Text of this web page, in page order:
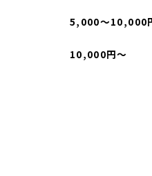
5,000〜10,000
10,000円〜